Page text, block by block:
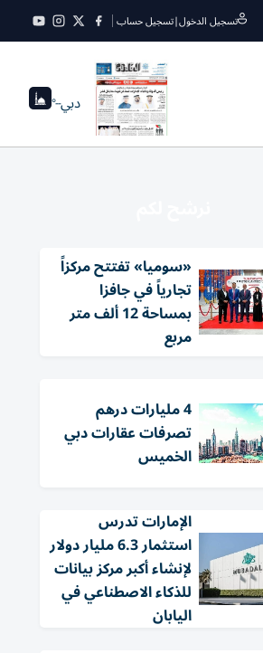
تسجيل الدخول|تسجيل حساب
دبي--°
«سوميا» تفتتح مركزاً
تجارياً في جافزا
بمساحة 12 ألف متر
مربع
4 مليارات درهم
تصرفات عقارات دبي
الخميس
الإمارات تدرس
استثمار 6.3 مليار دولار
لإنشاء أكبر مركز بيانات
للذكاء الاصطناعي في
اليابان